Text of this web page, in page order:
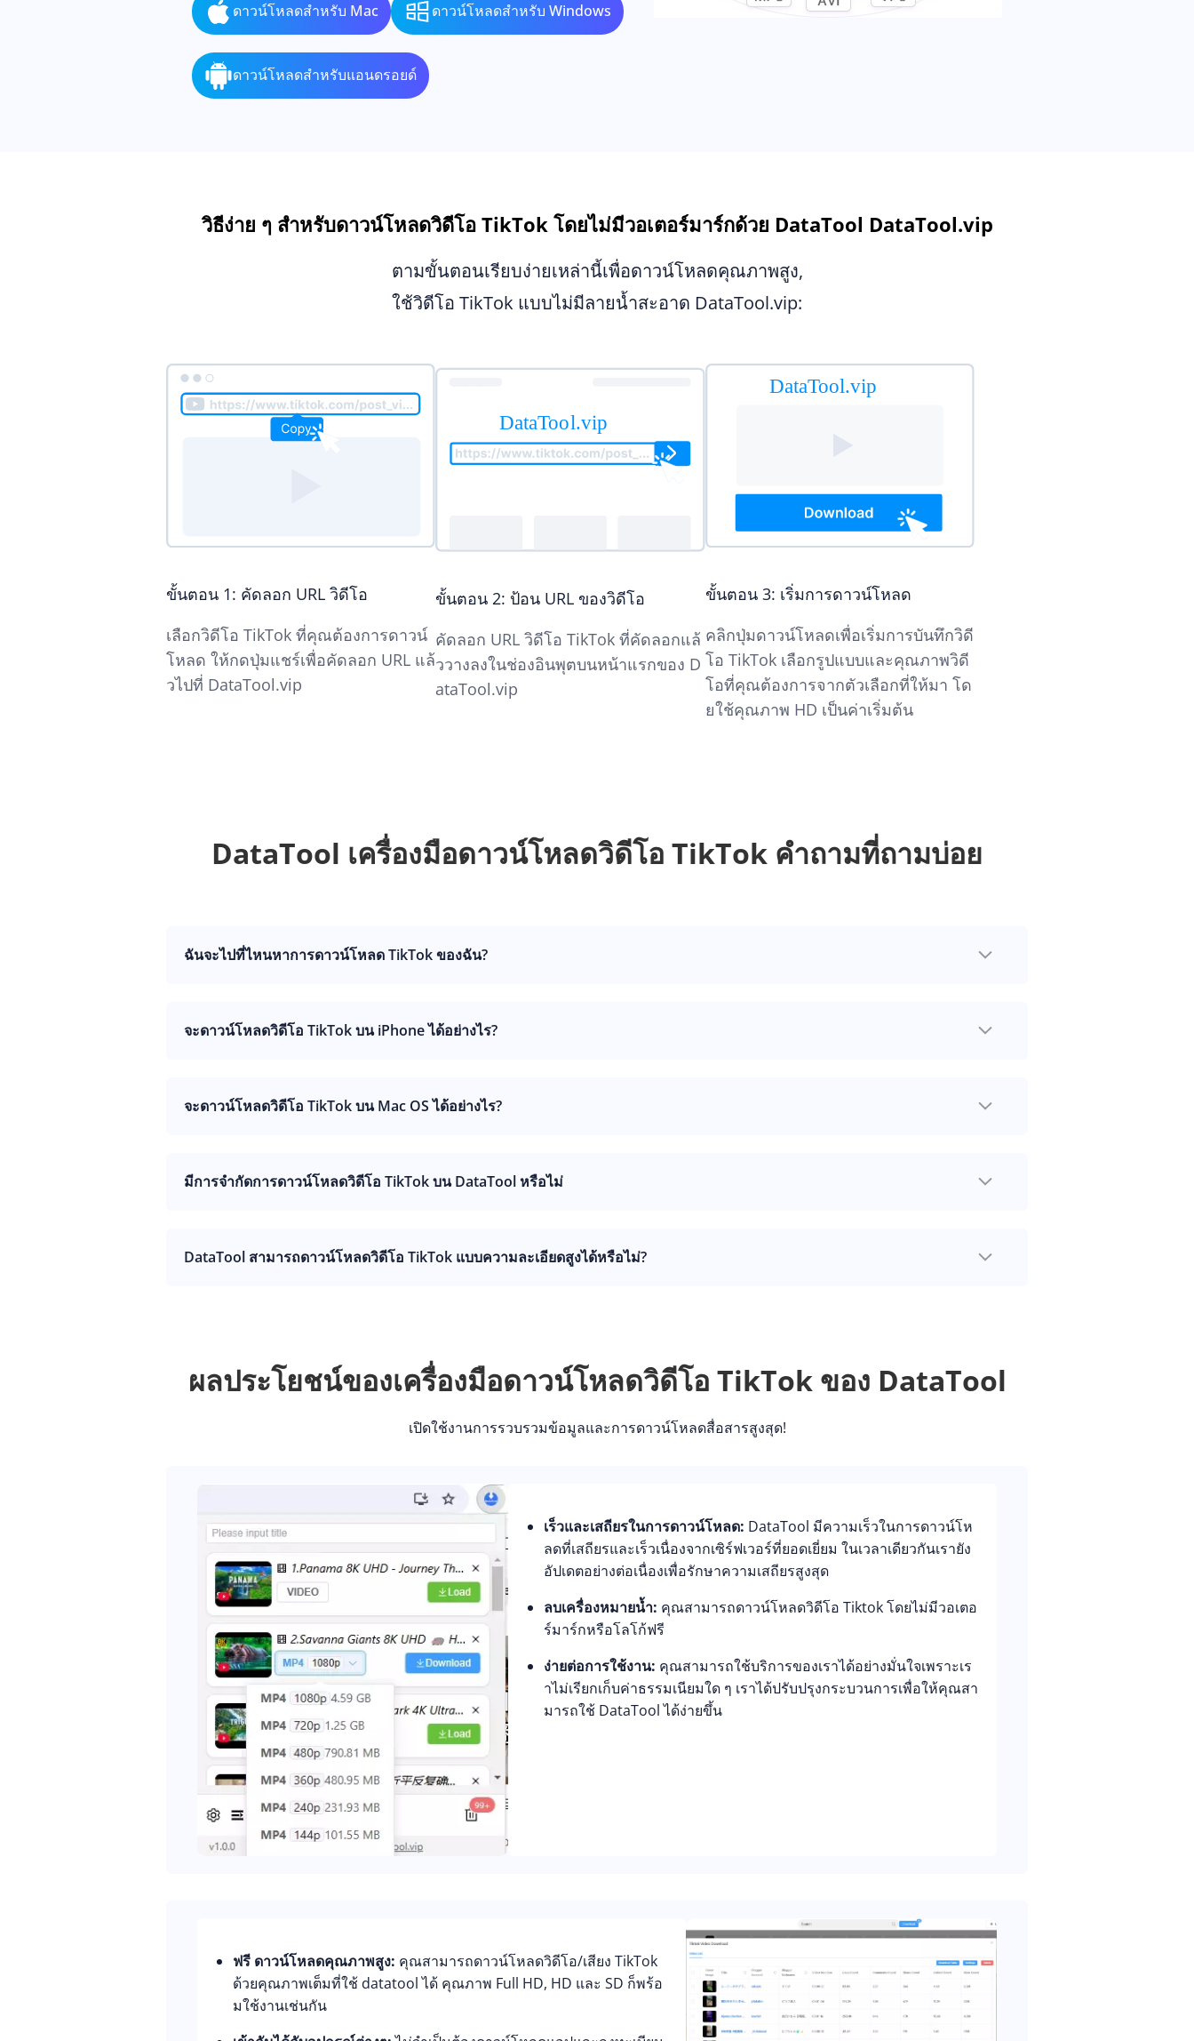
ดาวน์โหลดสำหรับ Mac ดาวน์โหลดสำหรับ Windows
ดาวน์โหลดสำหรับแอนดรอยด์
วิธีง่าย ๆ สำหรับดาวน์โหลดวิดีโอ TikTok โดยไม่มีวอเตอร์มาร์กด้วย DataTool DataTool.vip
ตามขั้นตอนเรียบง่ายเหล่านี้เพื่อดาวน์โหลดคุณภาพสูง,
ใช้วิดีโอ TikTok แบบไม่มีลายน้ำสะอาด DataTool.vip:
ขั้นตอน 1: คัดลอก URL วิดีโอ
เลือกวิดีโอ TikTok ที่คุณต้องการดาวน์
โหลด ให้กดปุ่มแชร์เพื่อคัดลอก URL แล้
วไปที่ DataTool.vip
ขั้นตอน 2: ป้อน URL ของวิดีโอ
คัดลอก URL วิดีโอ TikTok ที่คัดลอกแล้
ววางลงในช่องอินพุตบนหน้าแรกของ D
ataTool.vip
ขั้นตอน 3: เริ่มการดาวน์โหลด
คลิกปุ่มดาวน์โหลดเพื่อเริ่มการบันทึกวิดี
โอ TikTok เลือกรูปแบบและคุณภาพวิดี
โอที่คุณต้องการจากตัวเลือกที่ให้มา โด
ยใช้คุณภาพ HD เป็นค่าเริ่มต้น
DataTool เครื่องมือดาวน์โหลดวิดีโอ TikTok คำถามที่ถามบ่อย
ฉันจะไปที่ไหนหาการดาวน์โหลด TikTok ของฉัน?
จะดาวน์โหลดวิดีโอ TikTok บน iPhone ได้อย่างไร?
จะดาวน์โหลดวิดีโอ TikTok บน Mac OS ได้อย่างไร?
มีการจำกัดการดาวน์โหลดวิดีโอ TikTok บน DataTool หรือไม่
DataTool สามารถดาวน์โหลดวิดีโอ TikTok แบบความละเอียดสูงได้หรือไม่?
ผลประโยชน์ของเครื่องมือดาวน์โหลดวิดีโอ TikTok ของ DataTool
เปิดใช้งานการรวบรวมข้อมูลและการดาวน์โหลดสื่อสารสูงสุด!
เร็วและเสถียรในการดาวน์โหลด: DataTool มีความเร็วในการดาวน์โห
ลดที่เสถียรและเร็วเนื่องจากเซิร์ฟเวอร์ที่ยอดเยี่ยม ในเวลาเดียวกันเรายัง
อัปเดตอย่างต่อเนื่องเพื่อรักษาความเสถียรสูงสุด
ลบเครื่องหมายน้ำ: คุณสามารถดาวน์โหลดวิดีโอ Tiktok โดยไม่มีวอเตอ
ร์มาร์กหรือโลโก้ฟรี
ง่ายต่อการใช้งาน: คุณสามารถใช้บริการของเราได้อย่างมั่นใจเพราะเร
าไม่เรียกเก็บค่าธรรมเนียมใด ๆ เราได้ปรับปรุงกระบวนการเพื่อให้คุณสา
มารถใช้ DataTool ได้ง่ายขึ้น
ฟรี ดาวน์โหลดคุณภาพสูง: คุณสามารถดาวน์โหลดวิดีโอ/เสียง TikTok
ด้วยคุณภาพเต็มที่ใช้ datatool ได้ คุณภาพ Full HD, HD และ SD ก็พร้อ
มใช้งานเช่นกัน